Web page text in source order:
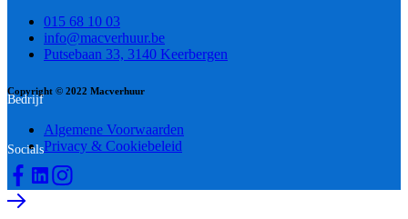
015 68 10 03
info@macverhuur.be
Putsebaan 33, 3140 Keerbergen
Copyright © 2022 Macverhuur
Bedrijf
Algemene Voorwaarden
Privacy & Cookiebeleid
Socials